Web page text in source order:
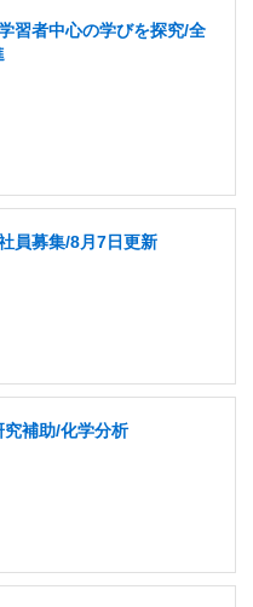
習者中心の学びを探究/全
員募集/8月7日更新
補助/化学分析